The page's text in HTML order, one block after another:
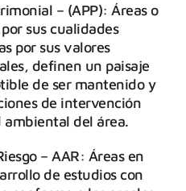
– (APP): Áreas o
sus cualidades
por sus valores
definen un paisaje
de ser mantenido y
de intervención
del área.
– AAR: Áreas en
de estudios con